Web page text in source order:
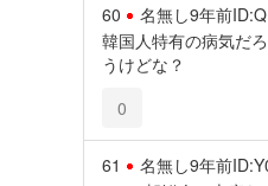
60 名無し9年前
韓国人特有の病気だ
うけどな？
0
61 名無し9年前